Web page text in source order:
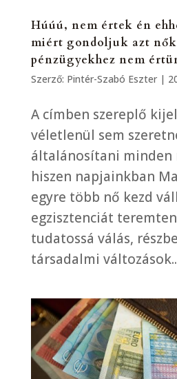
Húúú, nem értek én
miért gondoljuk azt
pénzügyekhez nem
Szerző: Pintér-Szabó Eszter|
A címben szereplő
véletlenül sem
általánosítani minden
hiszen napjainkban
egyre több nő kezd
egzisztenciát
tudatossá válás,
társadalmi